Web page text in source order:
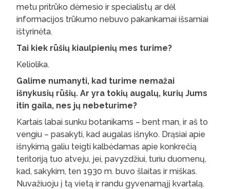
metu pritrūko dėmesio ir specialistų ar dėl
informacijos trūkumo nebuvo pakankamai išsamiai
ištyrinėta.
Tai kiek rūšių kiaulpienių mes turime?
Keliolika.
Galime numanyti, kad turime nemažai
išnykusių rūšių. Ar yra tokių augalų, kurių Jums
itin gaila, nes jų nebeturime?
Kartais labai sunku botanikams – bent man, ir aš to
vengiu – pasakyti, kad augalas išnyko. Drąsiai apie
išnykimą galiu teigti kalbėdamas apie konkrečią
teritoriją tuo atveju, jei, pavyzdžiui, turiu duomenų,
kad, sakykim, ten 1930 m. buvo šlaitas ir miškas.
Nuvažiuoju į tą vietą ir randu gyvenamąjį kvartalą.